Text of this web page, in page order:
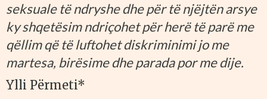
seksuale të ndryshe dhe për të njëjtën arsye
ky shqetësim ndriçohet për herë të parë me
qëllim që të luftohet diskriminimi jo me
martesa, birësime dhe parada por me dije.
Ylli Përmeti*